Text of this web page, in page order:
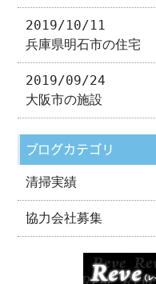
2019/10/11
兵庫県明石市の住宅
2019/09/24
大阪市の施設
ブログカテゴリ
清掃実績
協力会社募集